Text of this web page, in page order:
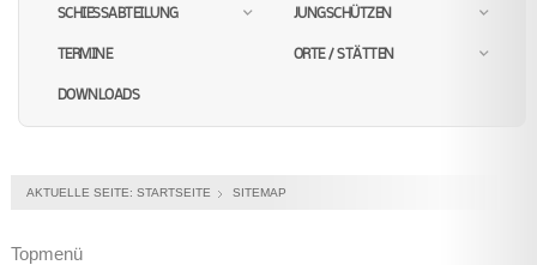
SCHIESSABTEILUNG JUNGSCHÜTZEN
TERMINE ORTE / STÄTTEN
DOWNLOADS
AKTUELLE SEITE: STARTSEITE SITEMAP
Topmenü